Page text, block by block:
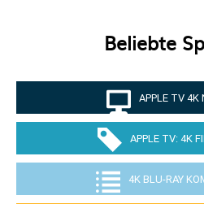
Beliebte
APPLE TV 4K
APPLE TV: 4K
4K BLU-RAY